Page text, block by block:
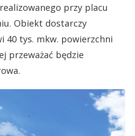
przy placu
Obiekt dostarczy
40 tys. mkw. powierzchni
przeważać będzie